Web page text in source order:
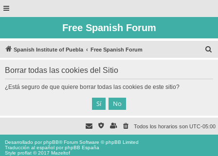
Free Spanish Forum
Spanish Institute of Puebla Free Spanish Forum
Borrar todas las cookies del Sitio
¿Está seguro de que quiere borrar todas las cookies de este sitio?
Todos los horarios son UTC-05:00
Desarrollado porphpBB® Forum Software © phpBB Limited
Traducción al español porphpBB España
Style proflat © 2017 Mazeltof